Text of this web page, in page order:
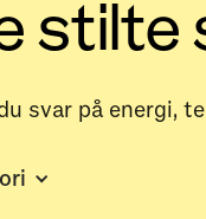
stilte
svar på energi,